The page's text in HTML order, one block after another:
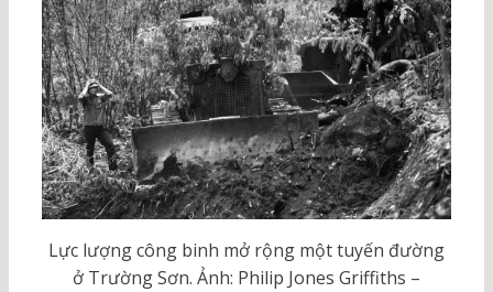
Lực lượng công binh mở rộng một tuyến đường
ở Trường Sơn. Ảnh: Philip Jones Griffiths –